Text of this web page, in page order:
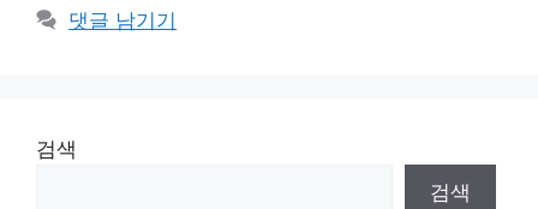
댓글 남기기
검색
검색